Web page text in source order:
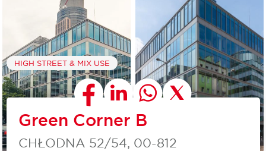
HIGH STREET & MIX USE
Green Corner B
CHŁODNA 52/54, 00-812